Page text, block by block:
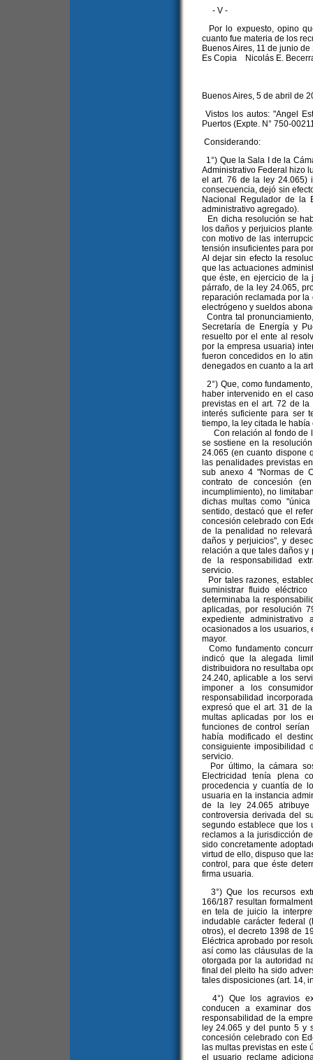
- V -
Por lo expuesto, opino
cuanto fue materia de los
Buenos Aires, 11 de junio de
Es Copia Nicolás E.
Buenos Aires, 5 de abril de
Vistos los autos: "Angel
Puertos (Expte. N° 750-
Considerando:
1°) Que la Sala I de la
Administrativo Federal hizo
el art. 76 de la ley 24.065)
consecuencia, dejó sin
Nacional Regulador de la
administrativo agregado).
En dicha resolución se
los daños y perjuicios
con motivo de las
tensión insuficientes para
Al dejar sin efecto la
que las actuaciones
que éste, en ejercicio de la
párrafo, de la ley 24.065,
reparación reclamada por
electrógeno y sueldos
Contra tal
Secretaría de Energía y
resuelto por el ente al
por la empresa usuaria)
fueron concedidos en lo
denegados en cuanto a la
2°) Que, como
haber intervenido en el
previstas en el art. 72 de
interés suficiente para ser
tiempo, la ley citada le
Con relación al fondo de
se sostiene en la
24.065 (en cuanto dispone
las penalidades previstas
sub anexo 4 "Normas de
contrato de concesión
incumplimiento), no
dichas multas como
sentido, destacó que el
concesión celebrado con
de la penalidad no
daños y perjuicios", y
relación a que tales daños
de la responsabilidad
servicio.
Por tales razones,
suministrar fluido
determinaba la
aplicadas, por resolución
expediente
ocasionados a los usuarios,
mayor.
Como fundamento
indicó que la alegada
distribuidora no resultaba
24.240, aplicable a los
imponer a los
responsabilidad
expresó que el art. 31 de
multas aplicadas por los
funciones de control serían
había modificado el
consiguiente imposibilidad
servicio.
Por último, la cámara
Electricidad tenía plena
procedencia y cuantía de
usuaria en la instancia
de la ley 24.065
controversia derivada del
segundo establece que los
reclamos a la jurisdicción
sido concretamente
virtud de ello, dispuso que
control, para que éste
firma usuaria.
3°) Que los recursos
166/187 resultan
en tela de juicio la
indudable carácter federal
otros), el decreto 1398 de
Eléctrica aprobado por
así como las cláusulas de
otorgada por la autoridad
final del pleito ha sido
tales disposiciones (art. 14,
4°) Que los agravios
conducen a examinar
responsabilidad de la
ley 24.065 y del punto 5 y
concesión celebrado con
las multas previstas en
el usuario reclame